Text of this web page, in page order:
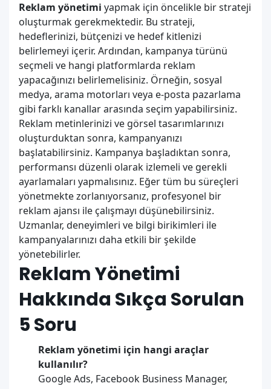
Reklam yönetimi yapmak için öncelikle bir strateji
oluşturmak gerekmektedir. Bu strateji,
hedeflerinizi, bütçenizi ve hedef kitlenizi
belirlemeyi içerir. Ardından, kampanya türünü
seçmeli ve hangi platformlarda reklam
yapacağınızı belirlemelisiniz. Örneğin, sosyal
medya, arama motorları veya e-posta pazarlama
gibi farklı kanallar arasında seçim yapabilirsiniz.
Reklam metinlerinizi ve görsel tasarımlarınızı
oluşturduktan sonra, kampanyanızı
başlatabilirsiniz. Kampanya başladıktan sonra,
performansı düzenli olarak izlemeli ve gerekli
ayarlamaları yapmalısınız. Eğer tüm bu süreçleri
yönetmekte zorlanıyorsanız, profesyonel bir
reklam ajansı ile çalışmayı düşünebilirsiniz.
Uzmanlar, deneyimleri ve bilgi birikimleri ile
kampanyalarınızı daha etkili bir şekilde
yönetebilirler.
Reklam Yönetimi
Hakkında Sıkça Sorulan
5 Soru
Reklam yönetimi için hangi araçlar
kullanılır?
Google Ads, Facebook Business Manager,